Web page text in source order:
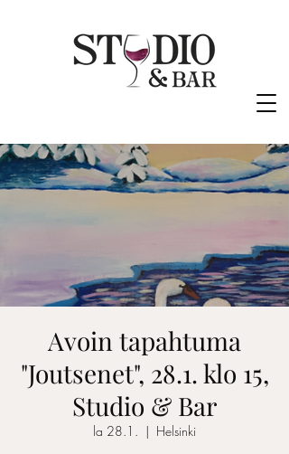
Avoin tapahtuma
"Joutsenet", 28.1. klo 15,
Studio & Bar
la 28.1.
  |
Helsinki